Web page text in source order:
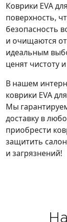
Коврики EVA
поверхность,
безопасность
и очищаются
идеальным
ценят чистоту
В нашем
коврики EVA
Мы
доставку в
приобрести
защитить
и загрязнений!